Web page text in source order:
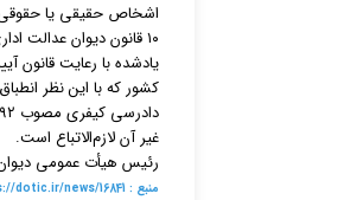
اشخاص حقیقی یا حقوقی
۱۰ قانون دیوان
یادشده با رعایت قانون
غیر آن لازم‌الاتباع است.
رئیس هیأت عمومی
منبع : https://dotic.ir/news/16841